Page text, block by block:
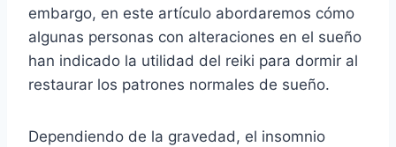
embargo, en este artículo abordaremos cómo
algunas personas con alteraciones en el sueño
han indicado la utilidad del reiki para dormir al
restaurar los patrones normales de sueño.
Dependiendo de la gravedad, el insomnio